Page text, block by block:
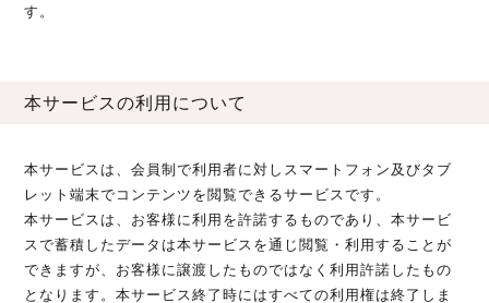
す。
本サービスの利用について
本サービスは、会員制で利用者に対しスマートフォン及びタブ
レット端末でコンテンツを閲覧できるサービスです。
本サービスは、お客様に利用を許諾するものであり、本サービ
スで蓄積したデータは本サービスを通じ閲覧・利用することが
できますが、お客様に譲渡したものではなく利用許諾したもの
となります。本サービス終了時にはすべての利用権は終了しま